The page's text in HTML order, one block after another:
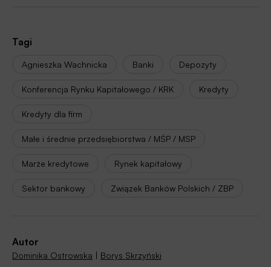
Tagi
Agnieszka Wachnicka Banki Depozyty
Konferencja Rynku Kapitałowego / KRK Kredyty
Kredyty dla firm
Małe i średnie przedsiębiorstwa / MŚP / MSP
Marże kredytowe Rynek kapitałowy
Sektor bankowy Związek Banków Polskich / ZBP
Autor
Dominika Ostrowska | Borys Skrzyński